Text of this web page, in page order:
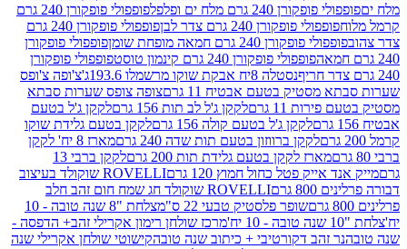
240 גרם מלח ים ופלפל
פופפולי פופקורן 240 גרם
פופפולי פופקורן 240 גרם צדר לבן
פופפולי פופקורן 240 גרם
פופקורן 240 גרם חמאה מופחת שומן
פופפולי פופקורן
פופפולי פופקורן 240 גרם קינמון טוסט
פופפולי פופקורן
נסטלה 8יח אבקת שוקו מרשמלו 193.6ג'
צ'ופה צ'ופס
מסטיק בטעם אבטיח 11 גרם
צופה צופס שערות סבתא
11 גרם
לקקן ג'ל לב תות 156 גרם
לקקן ג'ל בטעם
לקקן ג'ל בטעם קולה 156 גרם
לקקן בטעם גלידת שוקו
לקקן ברווזון בטעם תות שדה 240 גרם
מארז 8 יח' לקקן
מארז לקקן בטעם גלידת תות 200 גרם
לקקן ברבי 13
אייק פטל כחול חמוץ 120 גרם
ROVELLI שוקולד בעיצוב
גרם
ROVELLI שוקולד חג שמח חום זהב חלב
שופר פלסטיק טבעי 22 ס"מ
צלחת "8 שנה טובה - 10
מרכז שולחן רימון אקרילי זהב+ הדפסה -
זהב דקורטיבי + כיתוב שנה טובהקישוטי שולחן אקרילי שנה